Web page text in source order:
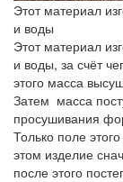
Этот материал
и воды
Этот материал
и воды, за счёт
этого масса
Затем масса
просушивания
Только поле
этом изделие
после этого